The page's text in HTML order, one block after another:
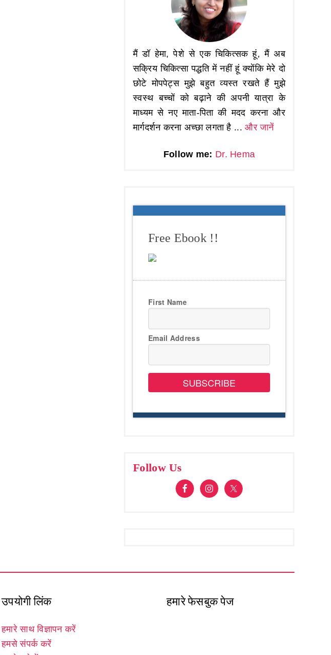
मैं डॉ हेमा, पेशे से एक चिकित्सक हूं, मैं अब
सक्रिय चिकित्सा पद्धति में नहीं हूं क्योंकि मेरे दो
छोटे मोपपेट्स मुझे बहुत व्यस्त रखते हैं मुझे
स्वस्थ बच्चों को बढ़ाने की अपनी यात्रा के
माध्यम से नए माता-पिता की मदद करना और
मार्गदर्शन करना अच्छा लगता है ...और जानें
Follow me: Dr. Hema
Free Ebook !!
First Name
Email Address
SUBSCRIBE
Follow Us
उपयोगी लिंक
हमारे साथ विज्ञापन करें
हमसे संपर्क करें
हमारे फेसबुक पेज